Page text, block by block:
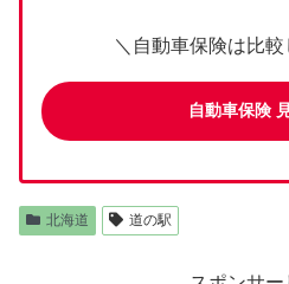
＼自動車保険は比
自動車保険
北海道 道の駅